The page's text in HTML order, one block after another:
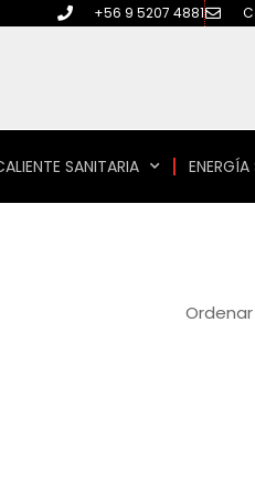
+56 9 5207 4881
SANITARIA ENERGÍA